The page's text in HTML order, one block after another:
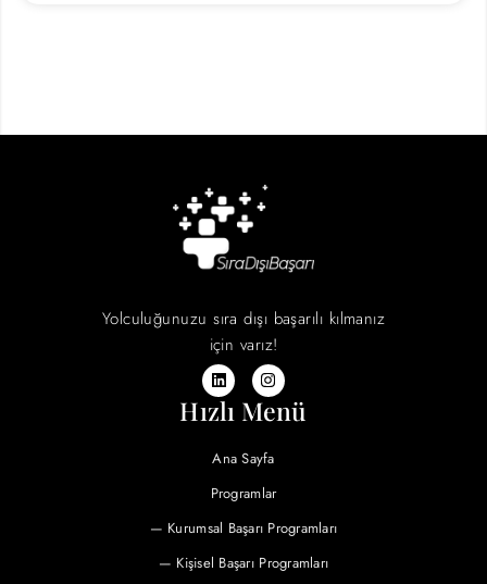
Yolculuğunuzu sıra dışı başarılı kılmanız
için varız!
Hızlı Menü
Ana Sayfa
Programlar
— Kurumsal Başarı Programları
— Kişisel Başarı Programları